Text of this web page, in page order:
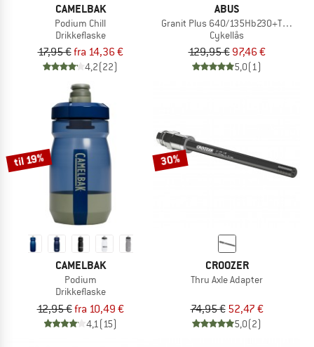
CAMELBAK
Podium Chill
Drikkeflaske
17,95 €fra 14,36 €
4,2(22)
ABUS
Granit Plus 640/135Hb230+Texkf Bk
Cykellås
129,95 € 97,46 €
5,0(1)
til 19%
CAMELBAK
Podium
Drikkeflaske
12,95 €fra 10,49 €
4,1(15)
30%
CROOZER
Thru Axle Adapter
74,95 € 52,47 €
5,0(2)